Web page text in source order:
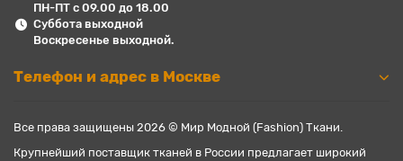
ПН-ПТ с 09.00 до 18.00
Суббота выходной
Воскресенье выходной.
Телефон и адрес в Москве
Все права защищены 2026 © Мир Модной (Fashion) Ткани.
Крупнейший поставщик тканей в России предлагает широкий